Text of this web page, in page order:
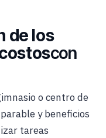
de los
con
o centro de
y beneficios
tareas